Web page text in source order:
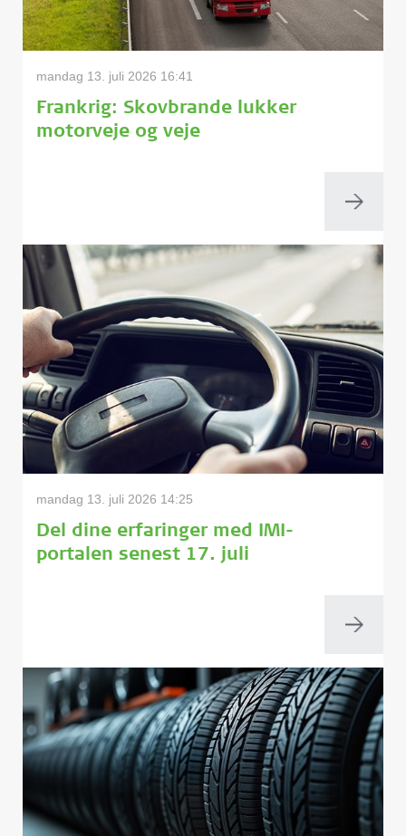
mandag 13. juli 2026 16:41
Frankrig: Skovbrande lukker
motorveje og veje
mandag 13. juli 2026 14:25
Del dine erfaringer med IMI-
portalen senest 17. juli